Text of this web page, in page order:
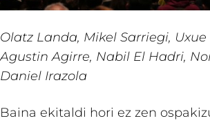
Olatz Landa, Mikel Sarriegi, Uxue
Agustin Agirre, Nabil El Hadri,
Daniel Irazola
Baina ekitaldi hori ez zen